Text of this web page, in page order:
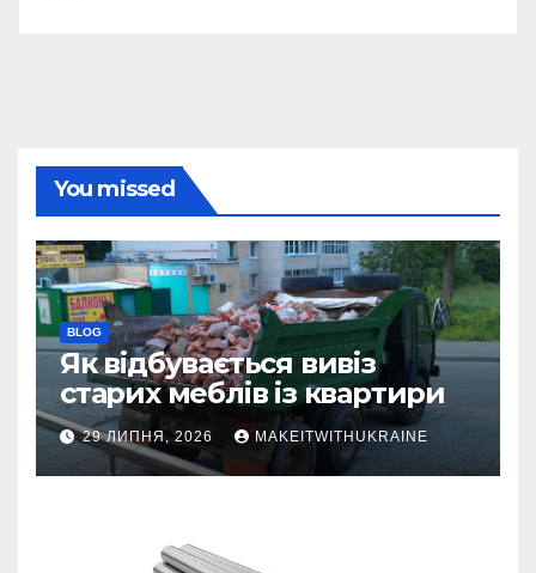
You missed
BLOG
Як відбувається вивіз
старих меблів із квартири
29 ЛИПНЯ, 2026 MAKEITWITHUKRAINE